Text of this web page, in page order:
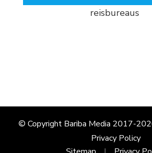
reisbureaus
© Copyright Bariba Media 2017-
Privacy Policy